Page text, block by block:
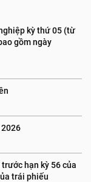
kỳ thứ 05 (từ
gồm ngày
hạn kỳ 56 của
trái phiếu